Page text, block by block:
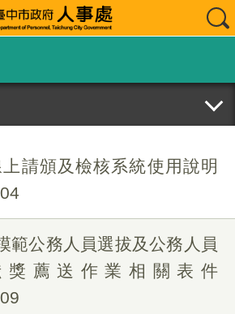
請頒及檢核系統使用說明
範公務人員選拔及公務人員
獎薦送作業相關表件